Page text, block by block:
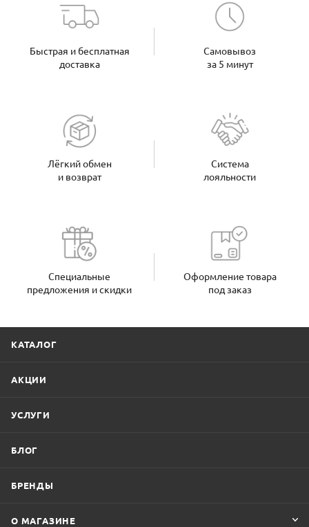
Быстрая и бесплатная
доставка
Самовывоз
за 5 минут
Лёгкий обмен
и возврат
Система
лояльности
Специальные
предложения и скидки
Оформление товара
под заказ
КАТАЛОГ
АКЦИИ
УСЛУГИ
БЛОГ
БРЕНДЫ
О МАГАЗИНЕ